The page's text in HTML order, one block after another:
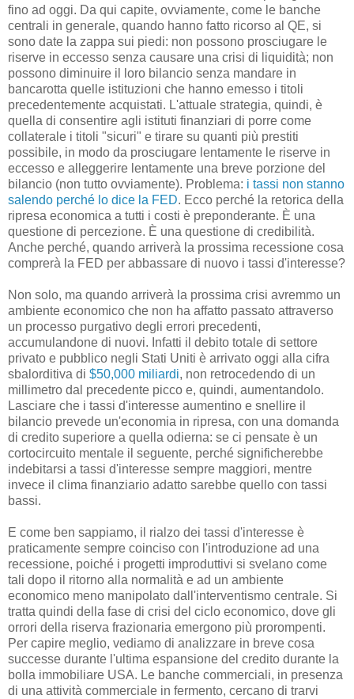
fino ad oggi. Da qui capite, ovviamente, come le banche
centrali in generale, quando hanno fatto ricorso al QE, si
sono date la zappa sui piedi: non possono prosciugare le
riserve in eccesso senza causare una crisi di liquidità; non
possono diminuire il loro bilancio senza mandare in
bancarotta quelle istituzioni che hanno emesso i titoli
precedentemente acquistati. L'attuale strategia, quindi, è
quella di consentire agli istituti finanziari di porre come
collaterale i titoli "sicuri" e tirare su quanti più prestiti
possibile, in modo da prosciugare lentamente le riserve in
eccesso e alleggerire lentamente una breve porzione del
bilancio (non tutto ovviamente). Problema: i tassi non stanno
salendo perché lo dice la FED. Ecco perché la retorica della
ripresa economica a tutti i costi è preponderante. È una
questione di percezione. È una questione di credibilità.
Anche perché, quando arriverà la prossima recessione cosa
comprerà la FED per abbassare di nuovo i tassi d'interesse?
Non solo, ma quando arriverà la prossima crisi avremmo un
ambiente economico che non ha affatto passato attraverso
un processo purgativo degli errori precedenti,
accumulandone di nuovi. Infatti il debito totale di settore
privato e pubblico negli Stati Uniti è arrivato oggi alla cifra
sbalorditiva di $50,000 miliardi, non retrocedendo di un
millimetro dal precedente picco e, quindi, aumentandolo.
Lasciare che i tassi d'interesse aumentino e snellire il
bilancio prevede un'economia in ripresa, con una domanda
di credito superiore a quella odierna: se ci pensate è un
cortocircuito mentale il seguente, perché significherebbe
indebitarsi a tassi d'interesse sempre maggiori, mentre
invece il clima finanziario adatto sarebbe quello con tassi
bassi.
E come ben sappiamo, il rialzo dei tassi d'interesse è
praticamente sempre coinciso con l'introduzione ad una
recessione, poiché i progetti improduttivi si svelano come
tali dopo il ritorno alla normalità e ad un ambiente
economico meno manipolato dall'interventismo centrale. Si
tratta quindi della fase di crisi del ciclo economico, dove gli
orrori della riserva frazionaria emergono più prorompenti.
Per capire meglio, vediamo di analizzare in breve cosa
successe durante l'ultima espansione del credito durante la
bolla immobiliare USA. Le banche commerciali, in presenza
di una attività commerciale in fermento, cercano di trarvi